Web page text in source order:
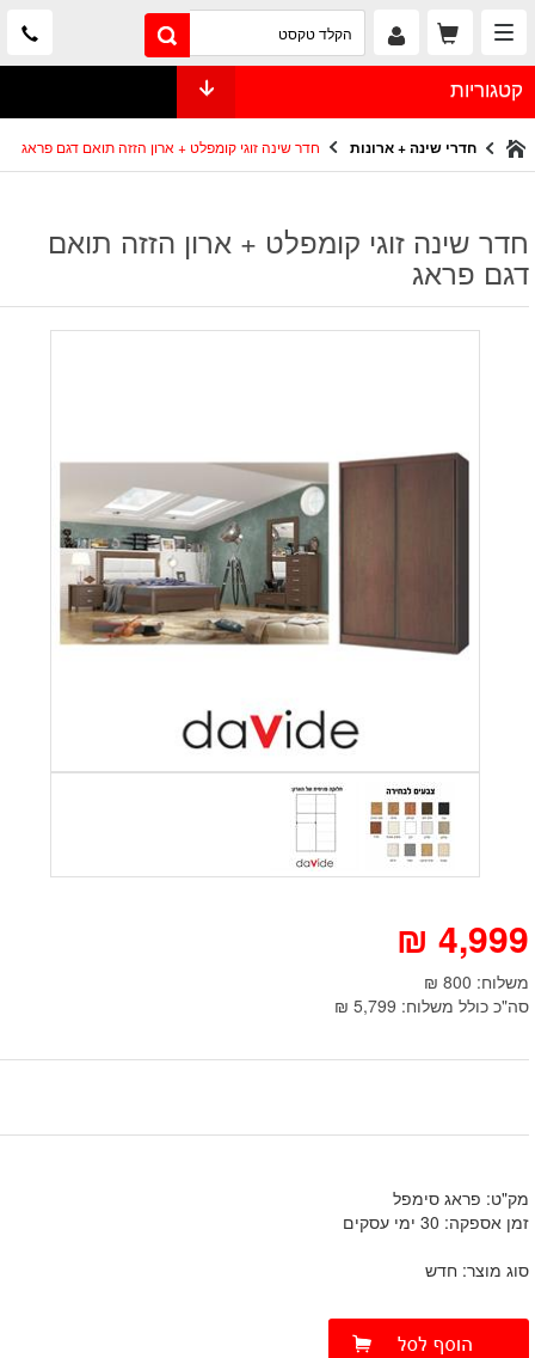
קטגוריות
חדרי שינה + ארונות חדר שינה זוגי קומפלט + ארון הזזה תואם דגם פראג
חדר שינה זוגי קומפלט + ארון הזזה תואם
דגם פראג
4,999
₪
משלוח: 800 ₪
סה"כ כולל משלוח: 5,799 ₪
מק"ט: פראג סימפל
זמן אספקה: 30 ימי עסקים
סוג מוצר: חדש